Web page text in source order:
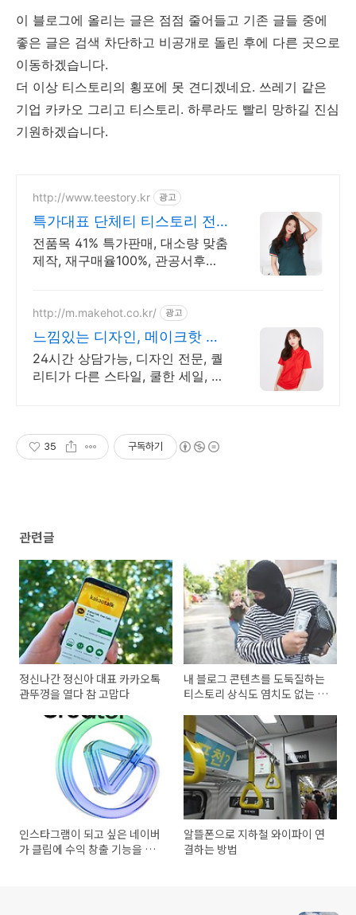
이 블로그에 올리는 글은 점점 줄어들고 기존 글들 중에
좋은 글은 검색 차단하고 비공개로 돌린 후에 다른 곳으로
이동하겠습니다.
더 이상 티스토리의 횡포에 못 견디겠네요. 쓰레기 같은
기업 카카오 그리고 티스토리. 하루라도 빨리 망하길 진심
기원하겠습니다.
http://www.teestory.kr 광고
특가대표 단체티 티스토리 전
품목 41% 특가세일
전품목 41% 특가판매, 대소량 맞춤
제작, 재구매율100%, 관공서후결
http://m.makehot.co.kr/ 광고
느낌있는 디자인, 메이크핫 차
별화되고 세련된 디자인!
24시간 상담가능, 디자인 전문, 퀄
리티가 다른 스타일, 쿨한 세일, 핫
35 구독하기
관련글
정신나간 정신아 대표 카카오톡
관뚜껑을 열다 참 고맙다
내 블로그 콘텐츠를 도둑질하는
티스토리 상식도 염치도 없는 카
인스타그램이 되고 싶은 네이버
가 클립에 수익 창출 기능을 오
알뜰폰으로 지하철 와이파이 연
결하는 방법